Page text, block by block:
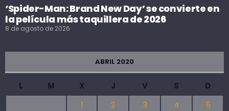
‘Spider-Man: Brand New Day’ se convierte en
la película más taquillera de 2026
8 de agosto de 2026
ABRIL 2020
L M X J V S
D
1
2 3 4
5